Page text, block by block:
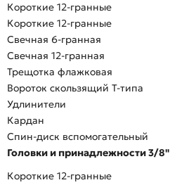
Короткие 12-гранные
Короткие 12-гранные
Свечная 6-гранная
Свечная 12-гранная
Трещотка флажковая
Вороток скользящий Т-типа
Удлинители
Кардан
Спин-диск вспомогательный
Головки и принадлежности 3/8"
Короткие 12-гранные